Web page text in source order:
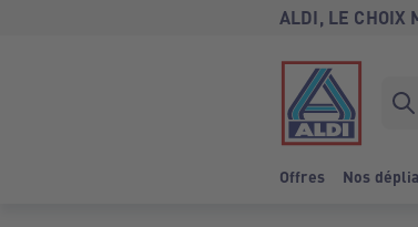
ALDI, LE CHOIX
Offres Nos